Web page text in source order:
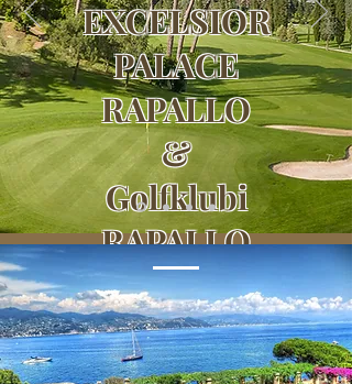
EXCELSIOR
PALACE
RAPALLO
&
Golfklubi
RAPALLO